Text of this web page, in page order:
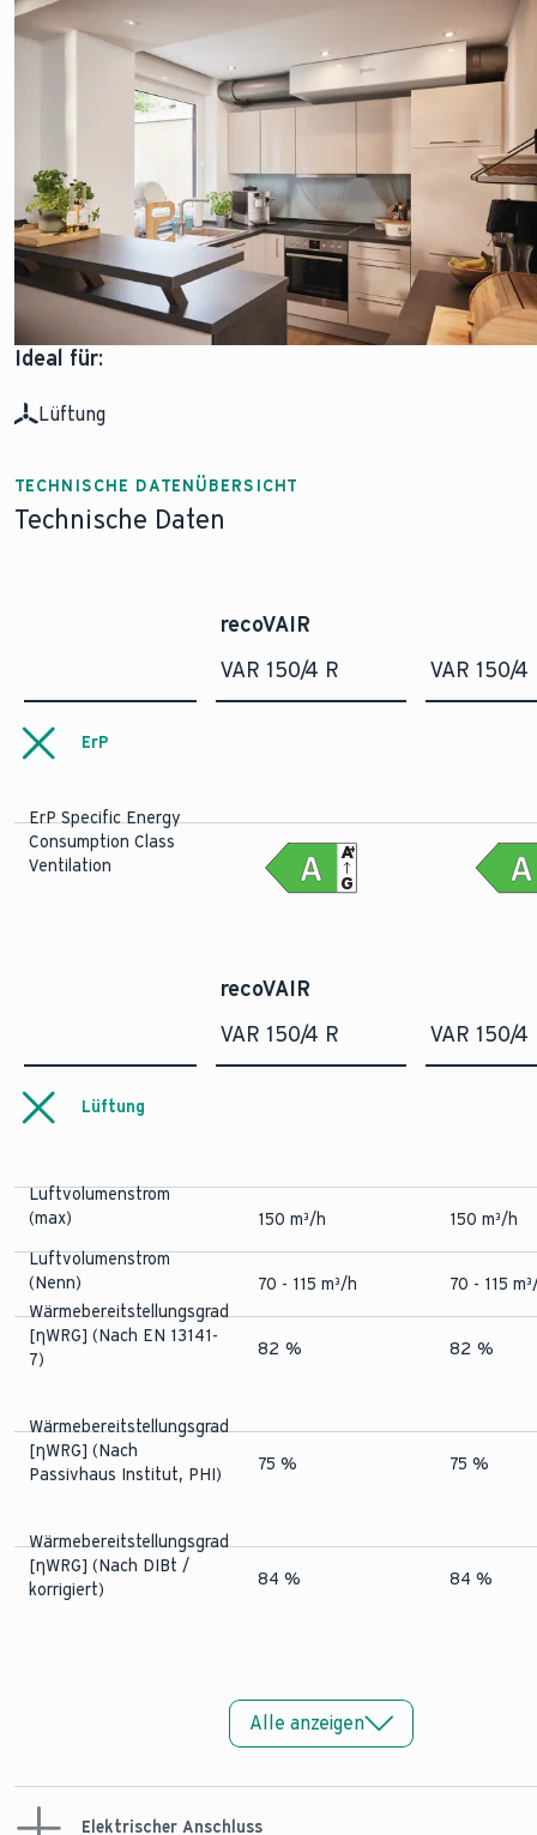
Ideal für:
Lüftung
TECHNISCHE DATENÜBERSICHT
Technische Daten
recoVAIR
VAR 150/4 R
VAR 150/4
ErP
ErP Specific Energy
Consumption Class
Ventilation
G
A+
recoVAIR
VAR 150/4 R
VAR 150/4
Lüftung
Luftvolumenstrom
(max)
150 m³/h
150 m³/h
Luftvolumenstrom
(Nenn)
70 - 115 m³/h
70 - 115
Wärmebereitstellungsgrad
[ηWRG] (Nach EN 13141-
7)
82 % 82 %
Wärmebereitstellungsgrad
[ηWRG] (Nach
Passivhaus Institut, PHI)
75 % 75 %
Wärmebereitstellungsgrad
[ηWRG] (Nach DIBt /
korrigiert)
84 % 84 %
Alle anzeigen
Elektrischer Anschluss